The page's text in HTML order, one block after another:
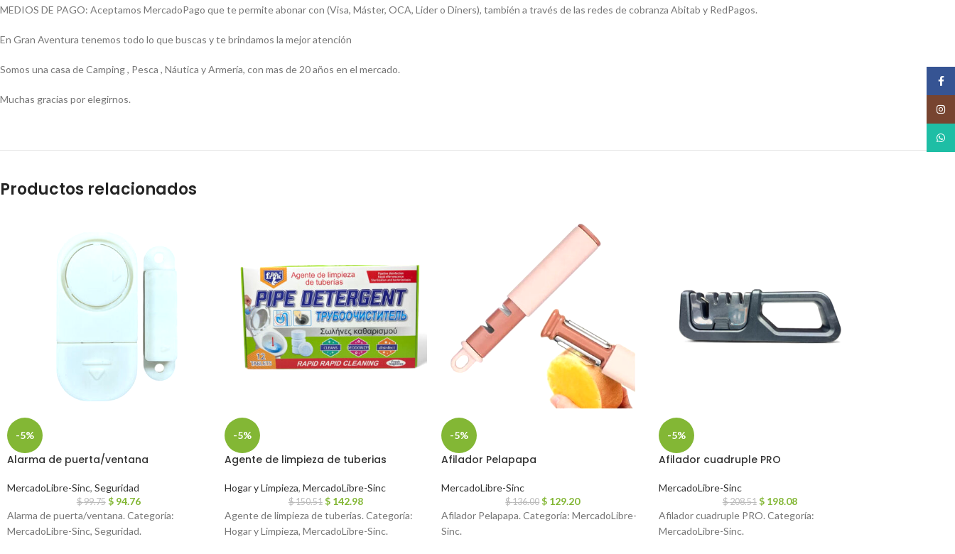
MEDIOS DE PAGO: Aceptamos MercadoPago que te permite abonar con (Visa, Máster, OCA, Lider o Diners), también a través de las redes de cobranza Abitab y RedPagos.
En Gran Aventura tenemos todo lo que buscas y te brindamos la mejor atención
Somos una casa de Camping , Pesca , Náutica y Armería, con mas de 20 años en el mercado.
Muchas gracias por elegirnos.
Productos relacionados
-5%
Alarma de puerta/ventana
MercadoLibre-Sinc, Seguridad
$99.75 $ 94.76
Alarma de puerta/ventana. Categoría:
MercadoLibre-Sinc, Seguridad.
-5%
Agente de limpieza de tuberias
Hogar y Limpieza, MercadoLibre-Sinc
$150.51 $ 142.98
Agente de limpieza de tuberias. Categoría:
Hogar y Limpieza, MercadoLibre-Sinc.
-5%
Afilador Pelapapa
MercadoLibre-Sinc
$136.00 $ 129.20
Afilador Pelapapa. Categoría: MercadoLibre-
Sinc.
-5%
Afilador cuadruple PRO
MercadoLibre-Sinc
$208.51 $ 198.08
Afilador cuadruple PRO. Categoría:
MercadoLibre-Sinc.